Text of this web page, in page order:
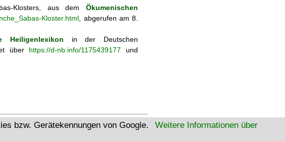
Klosters, aus demÖkumenischen
Kloster.html , abgerufen am 8.
Heiligenlexikon in der Deutschen
über https://d-nb.info/1175439177 und
bzw. Gerätekennungen von Google.
Weitere Informationen über